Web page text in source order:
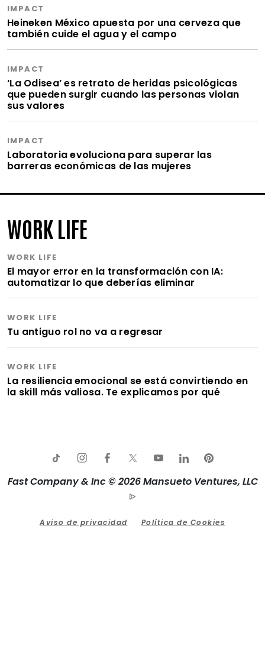
IMPACT
Heineken México apuesta por una cerveza que
también cuide el agua y el campo
IMPACT
‘La Odisea’ es retrato de heridas psicológicas
que pueden surgir cuando las personas violan
sus valores
IMPACT
Laboratoria evoluciona para superar las
barreras económicas de las mujeres
WORK LIFE
WORK LIFE
El mayor error en la transformación con IA:
automatizar lo que deberías eliminar
WORK LIFE
Tu antiguo rol no va a regresar
WORK LIFE
La resiliencia emocional se está convirtiendo en
la skill más valiosa. Te explicamos por qué
Fast Company & Inc © 2026 Mansueto Ventures, LLC
Aviso de privacidad Política de Cookies